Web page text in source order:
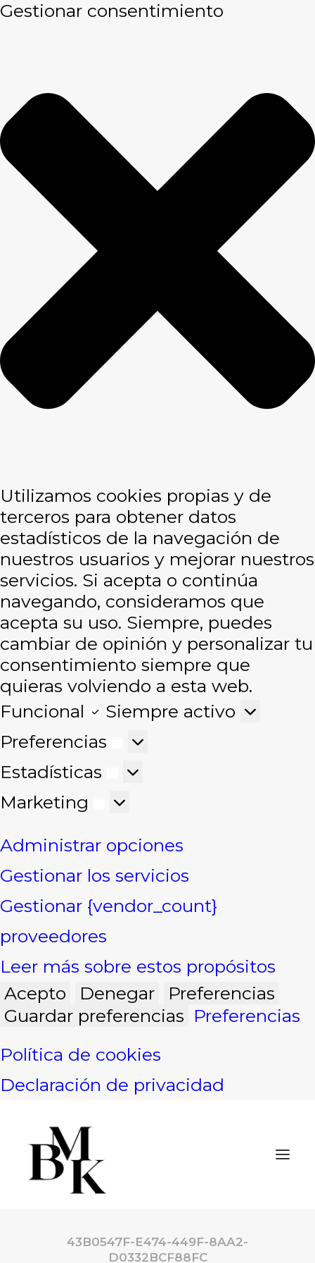
Gestionar consentimiento
Utilizamos cookies propias y de
terceros para obtener datos
estadísticos de la navegación de
nuestros usuarios y mejorar nuestros
servicios. Si acepta o continúa
navegando, consideramos que
acepta su uso. Siempre, puedes
cambiar de opinión y personalizar tu
consentimiento siempre que
quieras volviendo a esta web.
Funcional
Funcional
Siempre activo
Preferencias
Preferencias
Estadísticas
Estadísticas
Marketing
Marketing
Administrar opciones
Gestionar los servicios
Gestionar {vendor_count}
proveedores
Leer más sobre estos propósitos
Acepto
Denegar
Preferencias
Guardar preferencias Preferencias
Política de cookies
Declaración de privacidad
43B0547F-E474-449F-8AA2-
D0332BCF88FC